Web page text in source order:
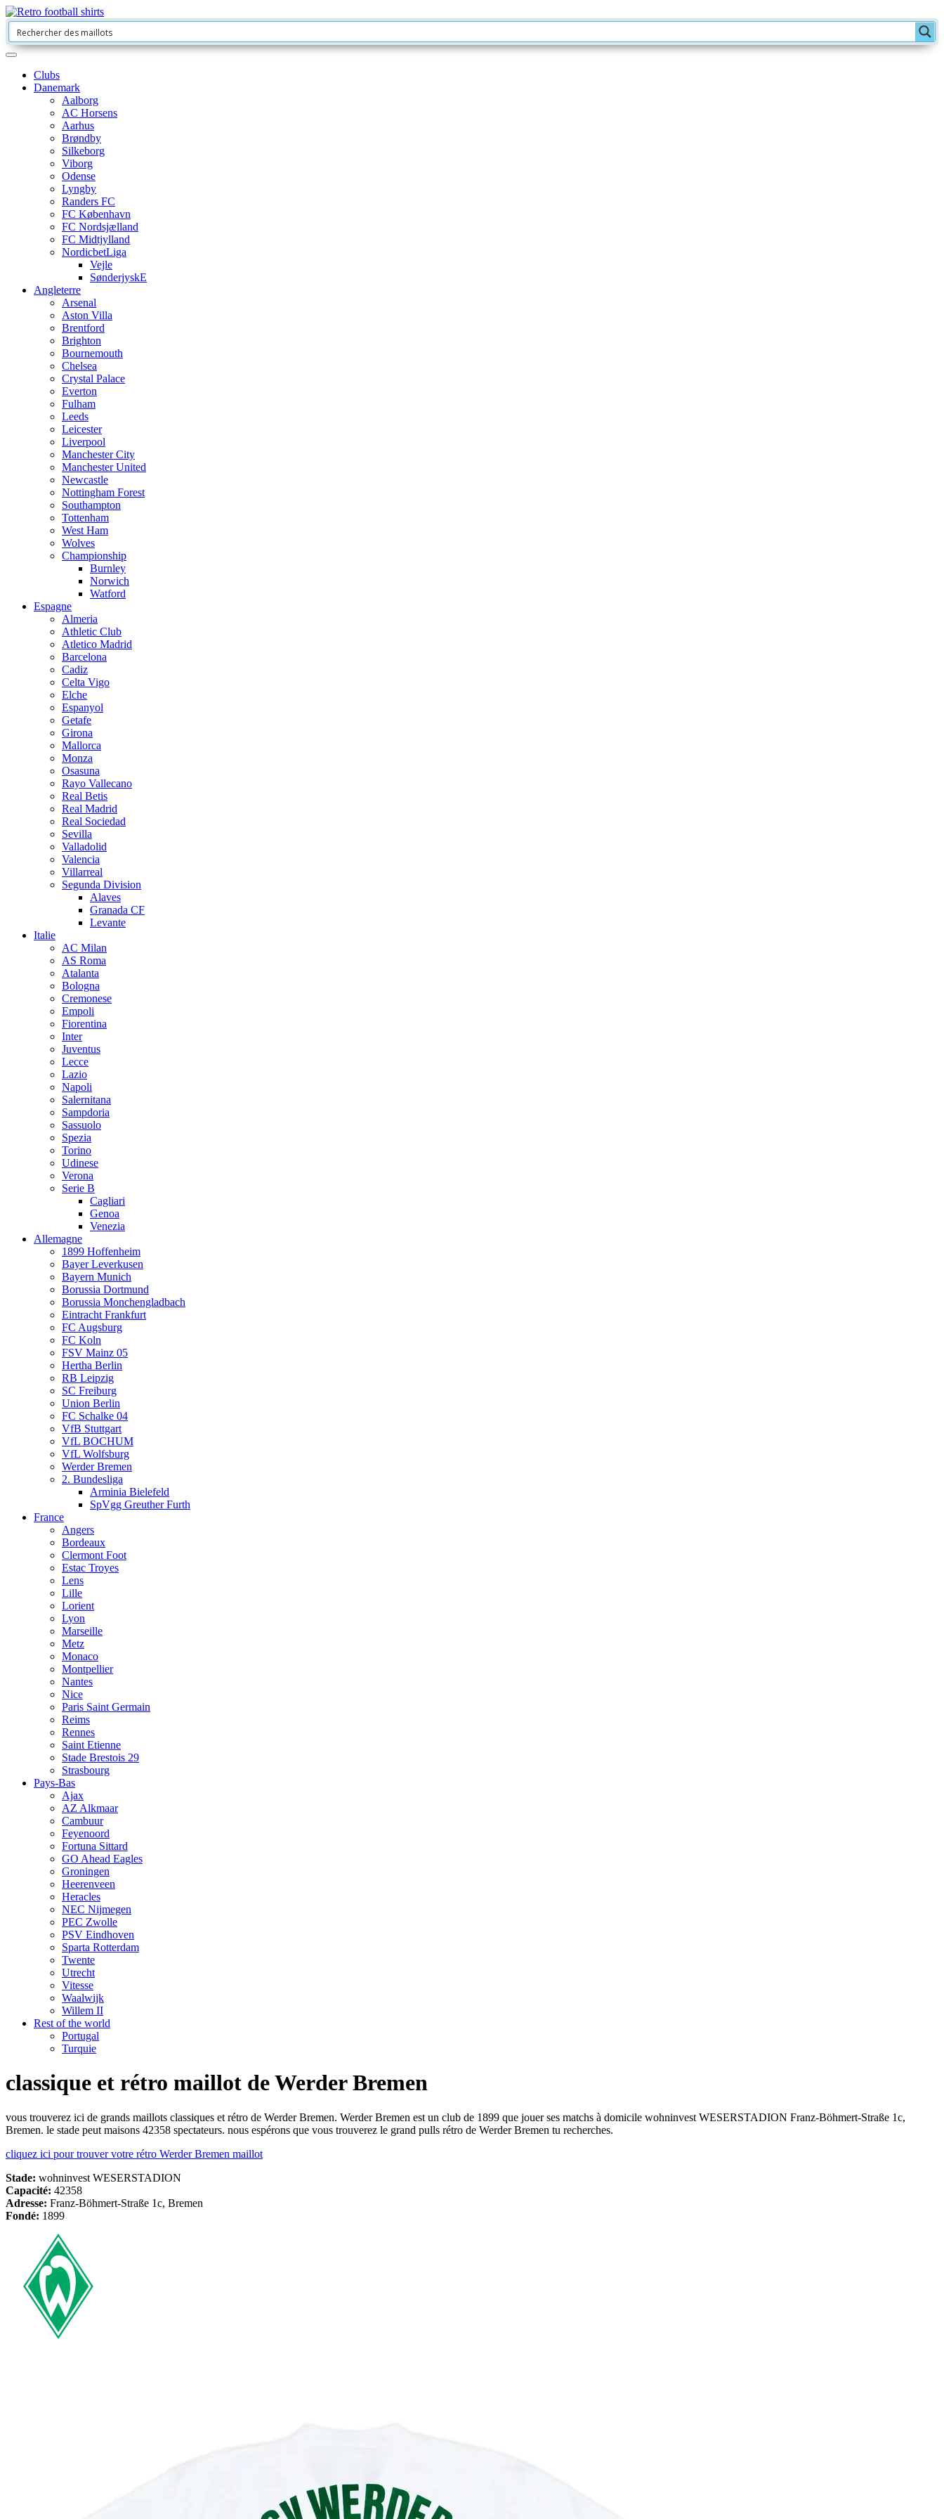
Clubs
Danemark
Aalborg
AC Horsens
Aarhus
Brøndby
Silkeborg
Viborg
Odense
Lyngby
Randers FC
FC København
FC Nordsjælland
FC Midtjylland
NordicbetLiga
Vejle
SønderjyskE
Angleterre
Arsenal
Aston Villa
Brentford
Brighton
Bournemouth
Chelsea
Crystal Palace
Everton
Fulham
Leeds
Leicester
Liverpool
Manchester City
Manchester United
Newcastle
Nottingham Forest
Southampton
Tottenham
West Ham
Wolves
Championship
Burnley
Norwich
Watford
Espagne
Almeria
Athletic Club
Atletico Madrid
Barcelona
Cadiz
Celta Vigo
Elche
Espanyol
Getafe
Girona
Mallorca
Monza
Osasuna
Rayo Vallecano
Real Betis
Real Madrid
Real Sociedad
Sevilla
Valladolid
Valencia
Villarreal
Segunda Division
Alaves
Granada CF
Levante
Italie
AC Milan
AS Roma
Atalanta
Bologna
Cremonese
Empoli
Fiorentina
Inter
Juventus
Lecce
Lazio
Napoli
Salernitana
Sampdoria
Sassuolo
Spezia
Torino
Udinese
Verona
Serie B
Cagliari
Genoa
Venezia
Allemagne
1899 Hoffenheim
Bayer Leverkusen
Bayern Munich
Borussia Dortmund
Borussia Monchengladbach
Eintracht Frankfurt
FC Augsburg
FC Koln
FSV Mainz 05
Hertha Berlin
RB Leipzig
SC Freiburg
Union Berlin
FC Schalke 04
VfB Stuttgart
VfL BOCHUM
VfL Wolfsburg
Werder Bremen
2. Bundesliga
Arminia Bielefeld
SpVgg Greuther Furth
France
Angers
Bordeaux
Clermont Foot
Estac Troyes
Lens
Lille
Lorient
Lyon
Marseille
Metz
Monaco
Montpellier
Nantes
Nice
Paris Saint Germain
Reims
Rennes
Saint Etienne
Stade Brestois 29
Strasbourg
Pays-Bas
Ajax
AZ Alkmaar
Cambuur
Feyenoord
Fortuna Sittard
GO Ahead Eagles
Groningen
Heerenveen
Heracles
NEC Nijmegen
PEC Zwolle
PSV Eindhoven
Sparta Rotterdam
Twente
Utrecht
Vitesse
Waalwijk
Willem II
Rest of the world
Portugal
Turquie
classique et rétro maillot de Werder Bremen
vous trouverez ici de grands maillots classiques et rétro de Werder Bremen. Werder Bremen est un club de 1899 que jouer ses matchs à domicile wohninvest WESERSTADION Franz-Böhmert-Straße 1c,
Bremen. le stade peut maisons 42358 spectateurs. nous espérons que vous trouverez le grand pulls rétro de Werder Bremen tu recherches.
cliquez ici pour trouver votre rétro Werder Bremen maillot
Stade: wohninvest WESERSTADION
Capacité: 42358
Adresse: Franz-Böhmert-Straße 1c, Bremen
Fondé: 1899